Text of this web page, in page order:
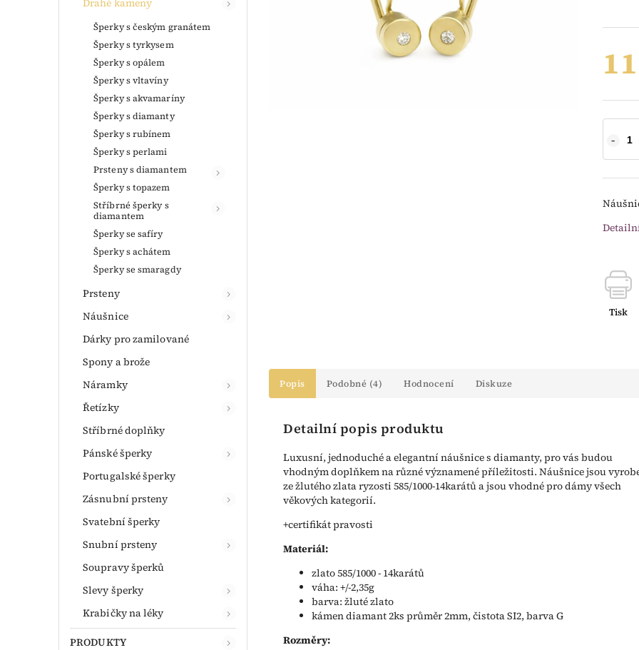
Šperky s českým granátem
Šperky s tyrkysem
Šperky s opálem
Šperky s vltavíny
Šperky s akvamaríny
Šperky s diamanty
Šperky s rubínem
Šperky s perlami
Prsteny s diamantem
Šperky s topazem
Stříbrné šperky s
diamantem
Šperky se safíry
Šperky s achátem
Šperky se smaragdy
Prsteny
Náušnice
Dárky pro zamilované
Spony a brože
Náramky
Řetízky
Stříbrné doplňky
Pánské šperky
Portugalské šperky
Zásnubní prsteny
Svatební šperky
Snubní prsteny
Soupravy šperků
Slevy šperky
Krabičky na léky
PRODUKTY
Tisk
Popis Podobné (4) Hodnocení Diskuze
Detailní popis produktu
Luxusní, jednoduché a elegantní náušnice s diamanty, pro vás budou
vhodným doplňkem na různé významené příležitosti. Náušnice jsou
ze žlutého zlata ryzosti 585/1000-14karátů a jsou vhodné pro dámy všech
věkových kategorií.
+certifikát pravosti
Materiál:
zlato 585/1000 - 14karátů
váha: +/-2,35g
barva: žluté zlato
kámen diamant 2ks průměr 2mm, čistota SI2, barva G
Rozměry: